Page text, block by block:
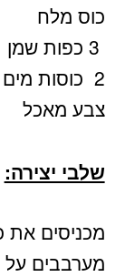
כוס מלח
2 כוסות מים
צבע מאכל
שלבי יצירה:
מכניסים את
מערבבים על